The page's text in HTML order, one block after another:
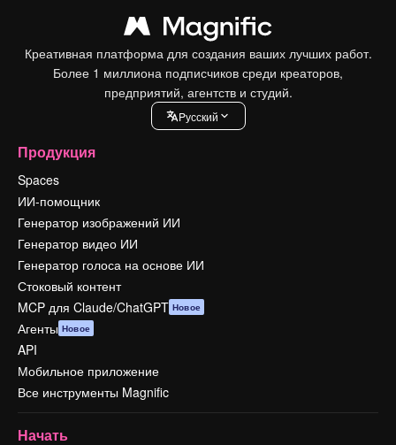
Креативная платформа для создания ваших лучших работ.
Более 1 миллиона подписчиков среди креаторов,
предприятий, агентств и студий.
Pусский
Продукция
Spaces
ИИ-помощник
Генератор изображений ИИ
Генератор видео ИИ
Генератор голоса на основе ИИ
Стоковый контент
MCP для Claude/ChatGPT Новое
Агенты Новое
API
Мобильное приложение
Все инструменты Magnific
Начать